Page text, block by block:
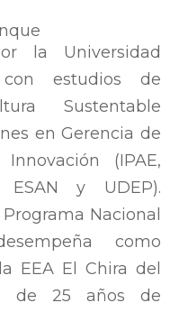
la Universidad
estudios de
Sustentable
en Gerencia de
(IPAE,
y UDEP).
Nacional
como
EEA El Chira del
de 25 años de